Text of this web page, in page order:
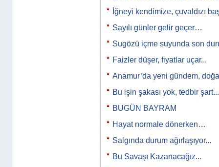
İğneyi kendimize, çuvaldızı
Sayılı günler gelir geçer…
Sugözü içme suyunda son
Faizler düşer, fiyatlar uçar...
Anamur’da yeni gündem,
Bu işin şakası yok, tedbir
BUGÜN BAYRAM
Hayat normale dönerken…
Salgında durum ağırlaşıyor...
Bu Savaşı Kazanacağız...